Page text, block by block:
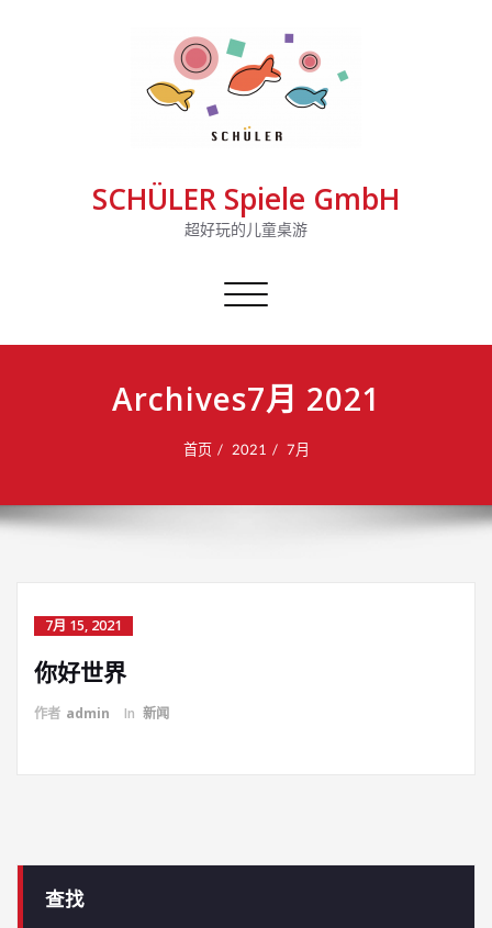
SCHÜLER Spiele GmbH
超好玩的儿童桌游
切
导
Archives7月 2021
首页 2021 7月
7月 15, 2021
你好世界
作者 admin In 新闻
查找